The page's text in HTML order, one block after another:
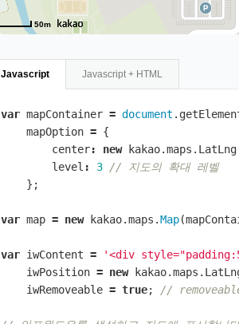
50m
Javascript
var mapContainer = document .
mapOption = {
center: new kakao.maps . LatLng
level : 3
// 지도의 확대 레벨
};
var map = new kakao.maps .Map(
var iwContent =
'<div
iwPosition = new kakao.maps .
iwRemoveable = true; //
Javascript + HTML